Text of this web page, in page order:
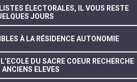
ÉLECTORALES, IL VOUS RESTE
JOURS
À LA RÉSIDENCE AUTONOMIE
DU SACRE COEUR RECHERCHE
ANCIENS ELEVES